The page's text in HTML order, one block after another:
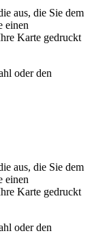
aus, die Sie dem
einen
Karte gedruckt
oder den
aus, die Sie dem
einen
Karte gedruckt
oder den